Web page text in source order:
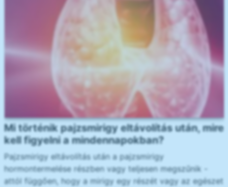
Mi történik pajzsmirigy eltávolítás után, mire
kell figyelni a mindennapokban?
Pajzsmirigy eltávolítás után a pajzsmirigy
hormontermelése részben vagy teljesen megszűnik -
attól függően, hogy a mirigy egy részét vagy az egészet